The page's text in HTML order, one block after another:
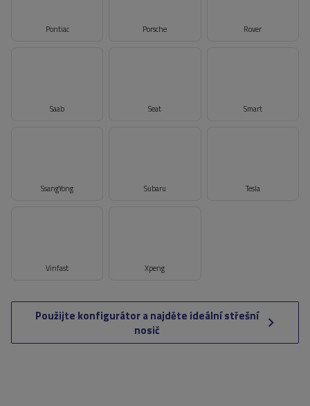
Pontiac Porsche Rover
Saab Seat Smart
SsangYong Subaru Tesla
Vinfast Xpeng
Použijte konfigurátor a najděte ideální střešní
nosič